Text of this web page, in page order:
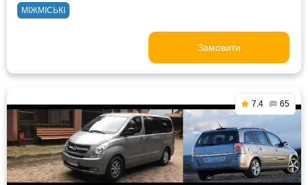
МІЖМІСЬКІ
Замовити
7.4 65